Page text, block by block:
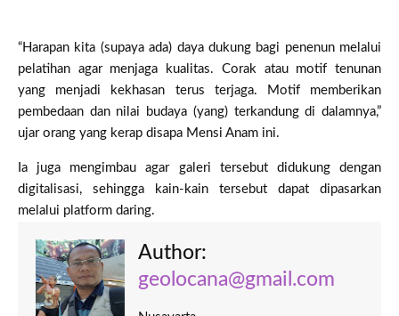
“Harapan kita (supaya ada) daya dukung bagi penenun melalui
pelatihan agar menjaga kualitas. Corak atau motif tenunan
yang menjadi kekhasan terus terjaga. Motif memberikan
pembedaan dan nilai budaya (yang) terkandung di dalamnya,”
ujar orang yang kerap disapa Mensi Anam ini.
Ia juga mengimbau agar galeri tersebut didukung dengan
digitalisasi, sehingga kain-kain tersebut dapat dipasarkan
melalui platform daring.
Author:
geolocana@gmail.com